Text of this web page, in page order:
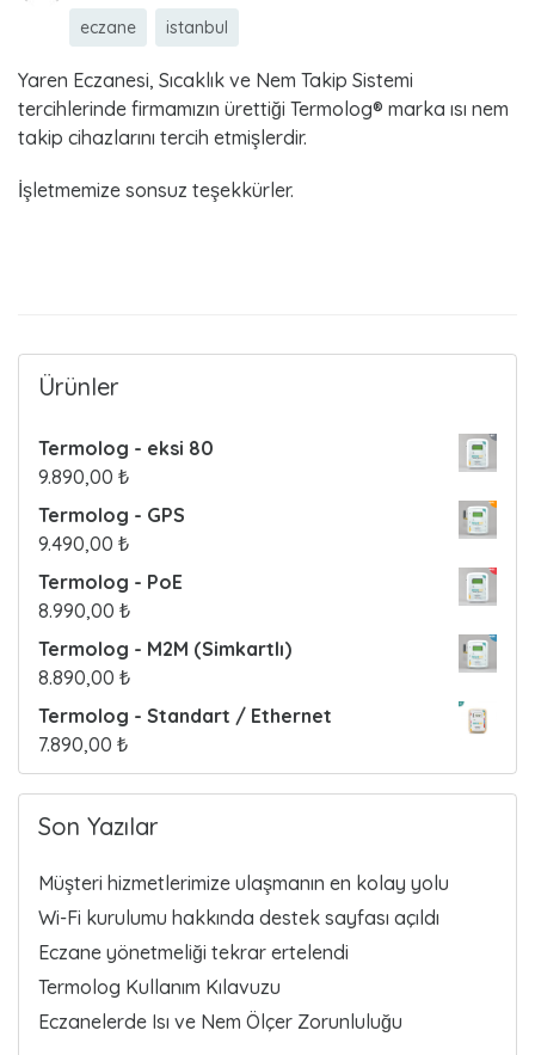
eczane
istanbul
Yaren Eczanesi, Sıcaklık ve Nem Takip Sistemi
tercihlerinde firmamızın ürettiği Termolog® marka ısı nem
takip cihazlarını tercih etmişlerdir.
İşletmemize sonsuz teşekkürler.
Ürünler
Termolog - eksi 80
9.890,00 ₺
Termolog - GPS
9.490,00 ₺
Termolog - PoE
8.990,00 ₺
Termolog - M2M (Simkartlı)
8.890,00 ₺
Termolog - Standart / Ethernet
7.890,00 ₺
Son Yazılar
Müşteri hizmetlerimize ulaşmanın en kolay yolu
Wi-Fi kurulumu hakkında destek sayfası açıldı
Eczane yönetmeliği tekrar ertelendi
Termolog Kullanım Kılavuzu
Eczanelerde Isı ve Nem Ölçer Zorunluluğu